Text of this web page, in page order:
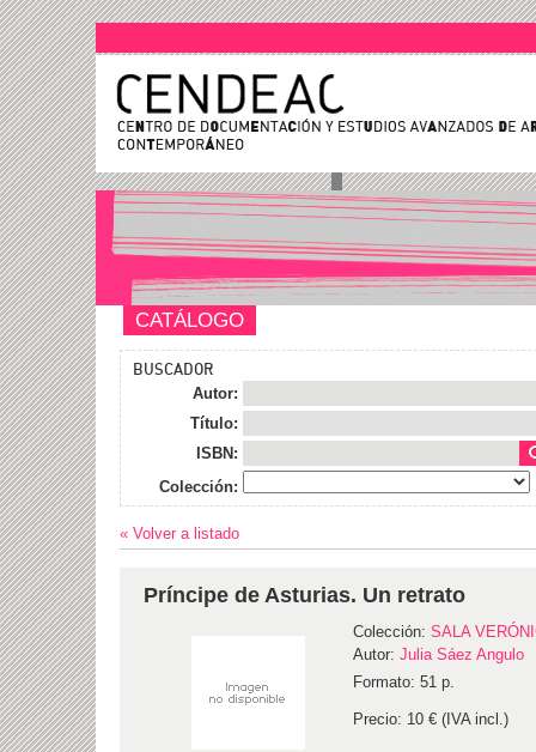
CATÁLOGO
BUSCADOR
Autor:
Título:
ISBN:
Colección:
« Volver a listado
Príncipe de Asturias. Un retrato
Colección: SALA
Autor: Julia Sáez Angulo
Formato: 51 p.
Precio: 10 € (IVA incl.)